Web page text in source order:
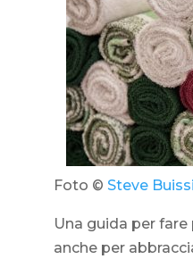
Foto © Steve
Una guida per
anche per